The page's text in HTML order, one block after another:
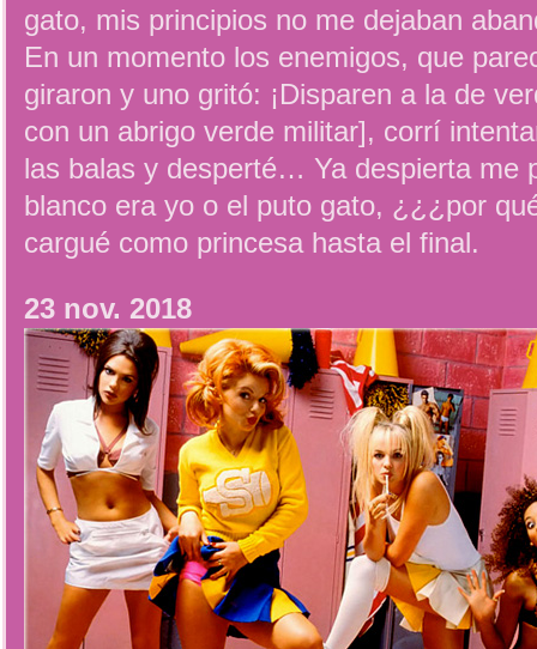
gato, mis principios no me dejaban
En un momento los enemigos, que
giraron y uno gritó: ¡Disparen a la de
con un abrigo verde militar], corrí
las balas y desperté… Ya despierta me
blanco era yo o el puto gato, ¿¿¿por
cargué como princesa hasta el final.
23 nov. 2018